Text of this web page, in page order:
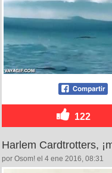
122
Harlem Cardtrotters,
por Osom! el 4 ene 2016, 08:31